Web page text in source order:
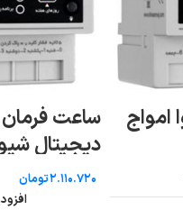
ساعت فرمان
30P
تومان